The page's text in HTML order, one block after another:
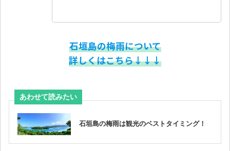
石垣島の梅雨について
詳しくはこちら↓↓↓